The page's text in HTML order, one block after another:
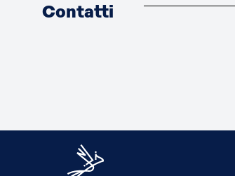
Contatti